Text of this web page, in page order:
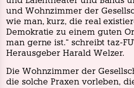
und Wohnzimmer der
wie man, kurz, die real
Demokratie zu einem guten
man gerne ist.“ schreibt taz-
Herausgeber Harald Welzer.
Die Wohnzimmer der
die solche Praxen vorleben,